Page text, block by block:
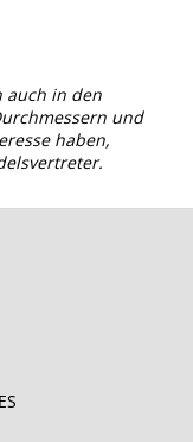
auch in den
und
haben,